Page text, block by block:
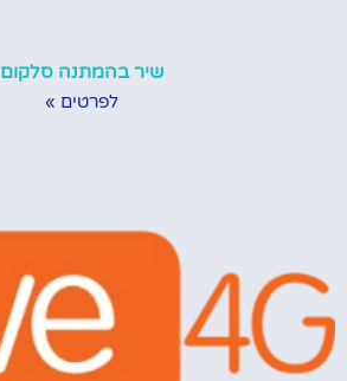
שיר בהמתנה סלקום
לפרטים »